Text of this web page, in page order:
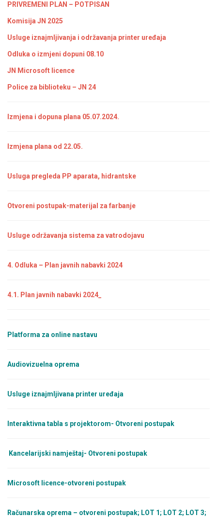
PRIVREMENI PLAN – POTPISAN
Komisija JN 2025
Usluge iznajmljivanja i održavanja printer uređaja
Odluka o izmjeni dopuni 08.10
JN Microsoft licence
Police za biblioteku – JN 24
Izmjena i dopuna plana 05.07.2024.
Izmjena plana od 22.05.
Usluga pregleda PP aparata, hidrantske
Otvoreni postupak-materijal za farbanje
Usluge održavanja sistema za vatrodojavu
4. Odluka – Plan javnih nabavki 2024
4.1. Plan javnih nabavki 2024_
Platforma za online nastavu
Audiovizuelna oprema
Usluge iznajmljivana printer uređaja
Interaktivna tabla s projektorom- Otvoreni postupak
Kancelarijski namještaj- Otvoreni postupak
Microsoft licence-otvoreni postupak
Računarska oprema – otvoreni postupak; LOT 1; LOT 2; LOT 3;